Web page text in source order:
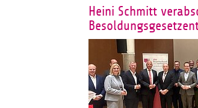
Heini Schmitt